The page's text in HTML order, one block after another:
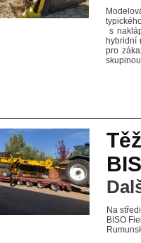
s
hybridní
pro
Na
BISO